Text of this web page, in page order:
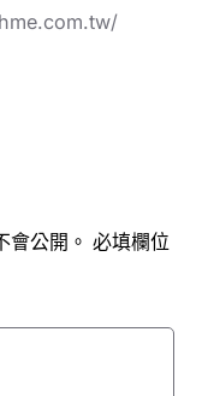
會公開。 必填欄位